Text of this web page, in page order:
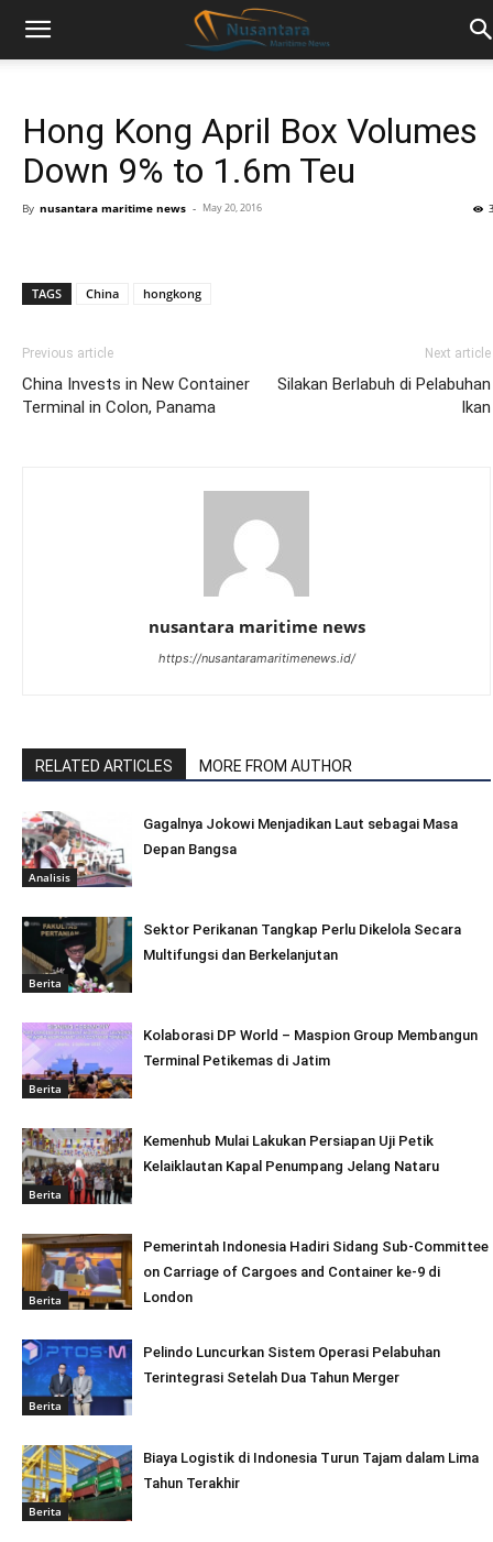
Hong Kong April Box Volumes
Down 9% to 1.6m Teu
By nusantara maritime news - May 20, 2016
TAGS China hongkong
Previous article
China Invests in New Container
Terminal in Colon, Panama
Next article
Silakan Berlabuh di Pelabuhan
Ikan
nusantara maritime news
https://nusantaramaritimenews.id/
RELATED ARTICLES MORE FROM AUTHOR
Analisis
Gagalnya Jokowi Menjadikan Laut sebagai Masa
Depan Bangsa
Berita
Sektor Perikanan Tangkap Perlu Dikelola Secara
Multifungsi dan Berkelanjutan
Berita
Kolaborasi DP World – Maspion Group Membangun
Terminal Petikemas di Jatim
Berita
Kemenhub Mulai Lakukan Persiapan Uji Petik
Kelaiklautan Kapal Penumpang Jelang Nataru
Berita
Pemerintah Indonesia Hadiri Sidang Sub-Committee
on Carriage of Cargoes and Container ke-9 di
London
Berita
Pelindo Luncurkan Sistem Operasi Pelabuhan
Terintegrasi Setelah Dua Tahun Merger
Berita
Biaya Logistik di Indonesia Turun Tajam dalam Lima
Tahun Terakhir